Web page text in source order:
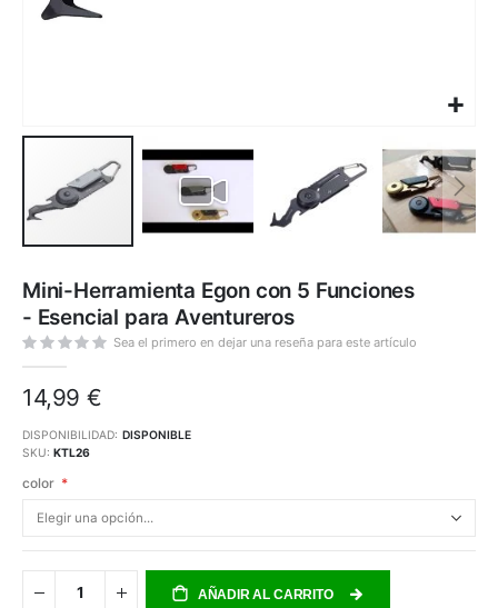
comienzo
de
la
galería
de
imágenes
Mini-Herramienta Egon con 5 Funciones
- Esencial para Aventureros
Sea el primero en dejar una reseña para este artículo
14,99 €
DISPONIBILIDAD: DISPONIBLE
SKU KTL26
color
AÑADIR AL CARRITO